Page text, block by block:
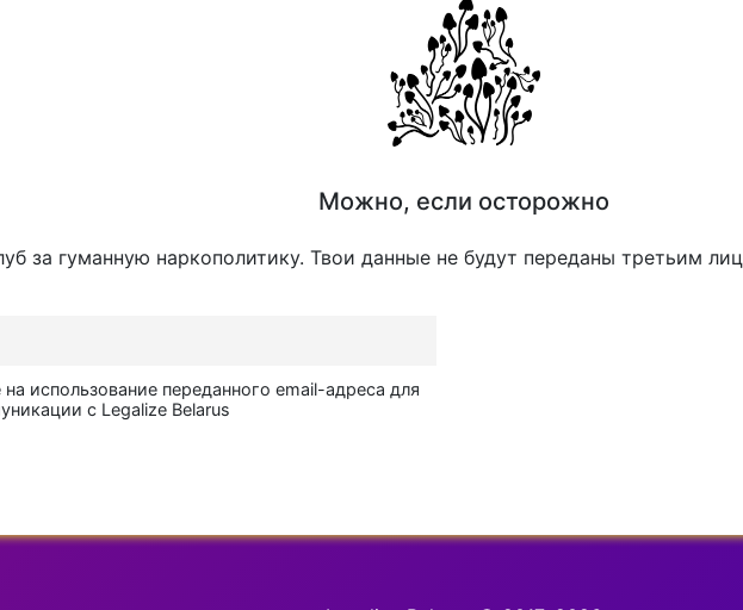
Можно, если осторожно
за гуманную наркополитику. Твои данные не будут переданы третьим
использование переданного email-адреса для
с Legalize Belarus